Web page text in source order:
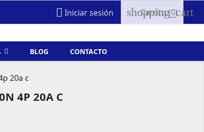
 Iniciar sesión shopping_cart
Carrito(0)
BLOG CONTACTO
20a c
4P 20A C